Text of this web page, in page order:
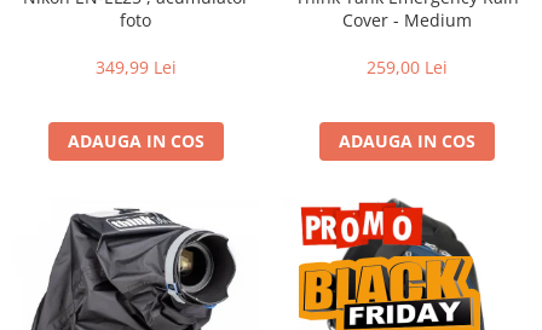
Accesorii diverse
foto
349,99 Lei
ADAUGA IN COS
Cover - Medium
259,00 Lei
ADAUGA IN COS